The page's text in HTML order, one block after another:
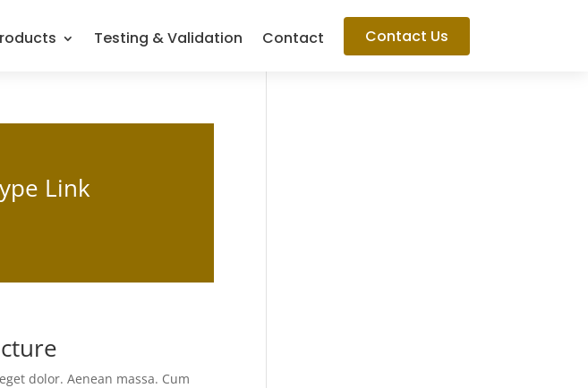
Testing & Validation Contact Contact Us
Link
dolor. Aenean massa. Cum